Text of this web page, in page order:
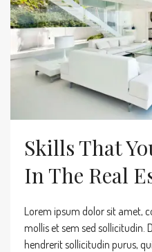
Skills That
In The Real
Lorem ipsum dolor sit amet,
mollis et sem sed sollicitudin.
hendrerit sollicitudin purus,